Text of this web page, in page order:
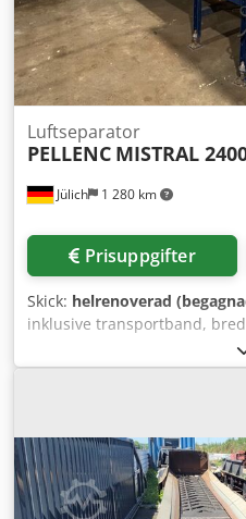
Jülich 1 280 km
Luftseparator
PELLENC MISTRAL
Prisuppgifter
Skick: helrenoverad
inklusive transportband,
TRANSPORTBAND -
avskiljningsskärm - inklusive
METALLDETEKTOR -
Ameztcfye Tjr - inklusive
Tillverkningsår 2015